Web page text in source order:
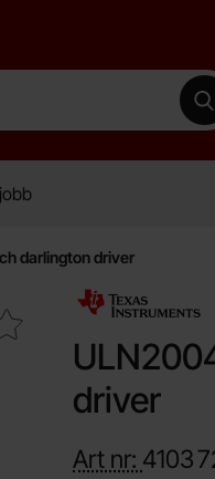
darlington driver
darlington driver som
driver
Art nr: 4103